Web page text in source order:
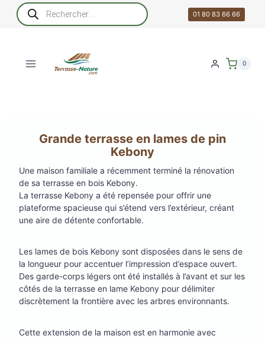
Recherche
de
produits
01 80 83 66 66
0
Grande terrasse en lames de pin
Kebony
Une maison familiale a récemment terminé la rénovation
de sa terrasse en bois Kebony.
La terrasse Kebony a été repensée pour offrir une
plateforme spacieuse qui s’étend vers l’extérieur, créant
une aire de détente confortable.
Les lames de bois Kebony sont disposées dans le sens de
la longueur pour accentuer l’impression d’espace ouvert.
Des garde-corps légers ont été installés à l’avant et sur les
côtés de la terrasse en lame Kebony pour délimiter
discrètement la frontière avec les arbres environnants.
Cette extension de la maison est en harmonie avec